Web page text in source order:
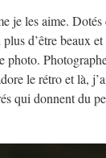
je les aime. Dotés
d’être beaux
photo.
le rétro et là,
qui donnent du